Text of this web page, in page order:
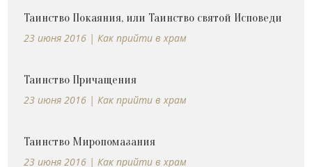
Таинство Покаяния, или Таинство святой Исповеди
23 июня 2016 |Как прийти в храм
Таинство Причащения
23 июня 2016 |Как прийти в храм
Таинство Миропомазания
23 июня 2016 |Как прийти в храм